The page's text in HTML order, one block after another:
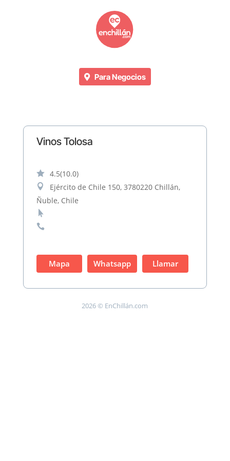
Para Negocios
Vinos Tolosa
 4.5(10.0)

Ejército de Chile 150, 3780220 Chillán,
Ñuble, Chile


Mapa Whatsapp Llamar
2026 © EnChillán.com